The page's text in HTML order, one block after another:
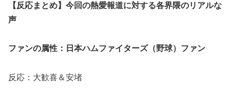
【反応まとめ】今回の熱愛報道に対する各界隈のリアルな
声
ファンの属性：日本ハムファイターズ（野球）ファン
反応：大歓喜＆安堵